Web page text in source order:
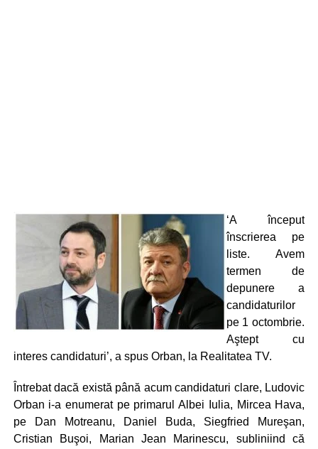
‘A început
înscrierea pe
liste. Avem
termen de
depunere a
candidaturilor
pe 1 octombrie.
Aştept cu
interes candidaturi’, a spus Orban, la Realitatea TV.
Întrebat dacă există până acum candidaturi clare, Ludovic
Orban i-a enumerat pe primarul Albei Iulia, Mircea Hava,
pe Dan Motreanu, Daniel Buda, Siegfried Mureşan,
Cristian Buşoi, Marian Jean Marinescu, subliniind că